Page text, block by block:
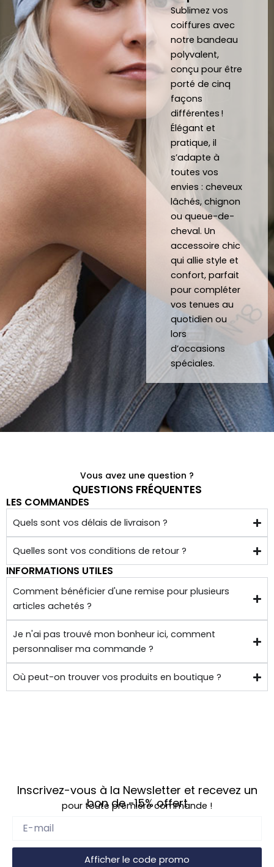
pouv
porte
r des
noeu
papill
ons/
acce
ssoir
es de
qualit
conf
ectio
nnés
quelq
kilom
ètres
chez
soi.
mma
nde
forte
ment
!
Merci
coup
à eux
encor
Sublimez vos
coiffures avec
notre bandeau
polyvalent,
conçu pour être
porté de cinq
façons
différentes !
Élégant et
pratique, il
s’adapte à
toutes vos
envies : cheveux
lâchés, chignon
ou queue-de-
cheval. Un
accessoire chic
qui allie style et
confort, parfait
pour compléter
vos tenues au
quotidien ou
lors
d’occasions
spéciales.
Vous avez une question ?
QUESTIONS FRÉQUENTES
LES COMMANDES
Quels sont vos délais de livraison ?
Quelles sont vos conditions de retour ?
INFORMATIONS UTILES
Comment bénéficier d'une remise pour plusieurs
articles achetés ?
Je n'ai pas trouvé mon bonheur ici, comment
personnaliser ma commande ?
Où peut-on trouver vos produits en boutique ?
Inscrivez-vous à la Newsletter et recevez un
bon de -15% offert
pour toute première commande !
Afficher le code promo